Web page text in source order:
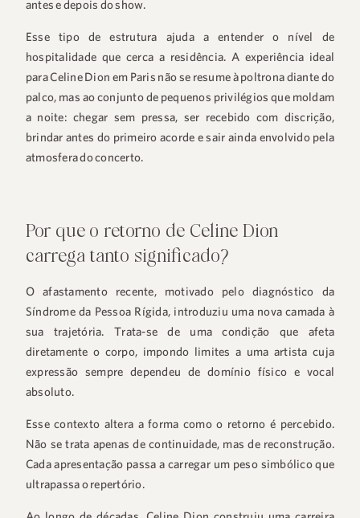
antes e depois do show.
Esse tipo de estrutura ajuda a entender o nível de
hospitalidade que cerca a residência. A experiência ideal
para Celine Dion em Paris não se resume à poltrona diante do
palco, mas ao conjunto de pequenos privilégios que moldam
a noite: chegar sem pressa, ser recebido com discrição,
brindar antes do primeiro acorde e sair ainda envolvido pela
atmosfera do concerto.
Por que o retorno de Celine Dion
carrega tanto significado?
O afastamento recente, motivado pelo diagnóstico da
Síndrome da Pessoa Rígida, introduziu uma nova camada à
sua trajetória. Trata-se de uma condição que afeta
diretamente o corpo, impondo limites a uma artista cuja
expressão sempre dependeu de domínio físico e vocal
absoluto.
Esse contexto altera a forma como o retorno é percebido.
Não se trata apenas de continuidade, mas de reconstrução.
Cada apresentação passa a carregar um peso simbólico que
ultrapassa o repertório.